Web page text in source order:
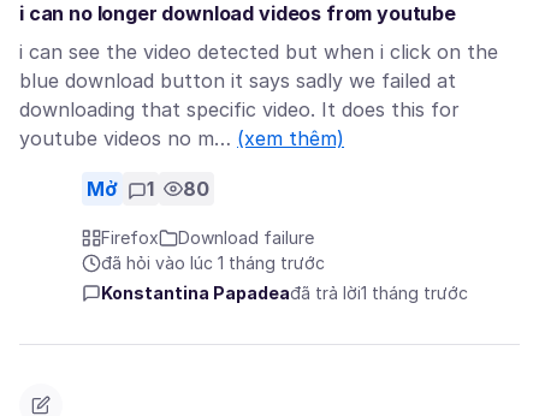
i can no longer download videos from youtube
i can see the video detected but when i click on the
blue download button it says sadly we failed at
downloading that specific video. It does this for
youtube videos no m… (xem thêm)
Mở 1 80
Firefox
Download failure
đã hỏi vào lúc 1 tháng trước
Konstantina Papadeađã trả lời1 tháng trước